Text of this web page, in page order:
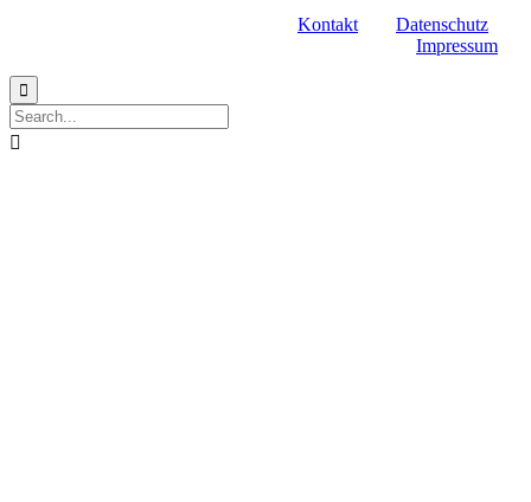
Kontakt
Datenschutz
Impressum

